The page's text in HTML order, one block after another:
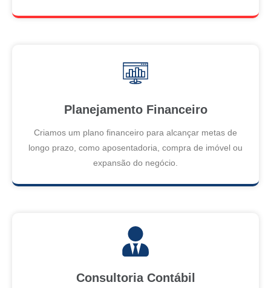
Planejamento Financeiro
Criamos um plano financeiro para alcançar metas de
longo prazo, como aposentadoria, compra de imóvel ou
expansão do negócio.
Consultoria Contábil